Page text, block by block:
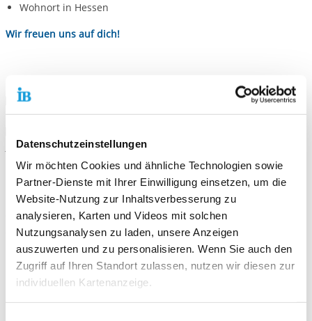
Datenschutzeinstellungen
Wir möchten Cookies und ähnliche Technologien sowie
Partner-Dienste mit Ihrer Einwilligung einsetzen, um die
Website-Nutzung zur Inhaltsverbesserung zu
analysieren, Karten und Videos mit solchen
Nutzungsanalysen zu laden, unsere Anzeigen
auszuwerten und zu personalisieren. Wenn Sie auch den
Zugriff auf Ihren Standort zulassen, nutzen wir diesen zur
individuellen Kartenanzeige.
Wohnort in Hessen
Wir freuen uns auf dich!
Durchläufen 24/25 und 25/26 - Berichtsjahr 2025
Das Projekt wird von der Europäischen Union und aus Mitteln
des Landes Hessen gefördert. Das Jugend- und Sozialamt der
Stadt Frankfurt am Main beteiligt sich mit einer Kofinanzierung.